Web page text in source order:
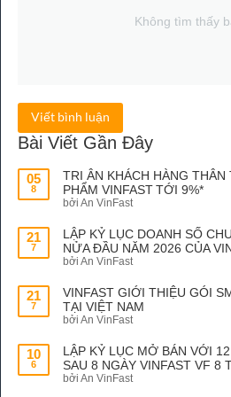
Không tìm thấy
Viết bình luận
Bài Viết Gần Đây
05
8
TRI ÂN KHÁCH HÀNG
PHẨM VINFAST TỚI 9%*
bởi An VinFast
21
7
LẬP KỶ LỤC DOANH SỐ
NỬA ĐẦU NĂM 2026 CỦA
bởi An VinFast
21
7
VINFAST GIỚI THIỆU GÓI
TẠI VIỆT NAM
bởi An VinFast
10
6
LẬP KỶ LỤC MỞ BÁN VỚI
SAU 8 NGÀY VINFAST VF 8
bởi An VinFast